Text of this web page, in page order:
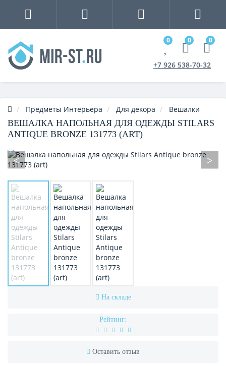
0 0 0
+7 926 538-70-32
Предметы Интерьера Для декора Вешалки
ВЕШАЛКА НАПОЛЬНАЯ ДЛЯ ОДЕЖДЫ STILARS
ANTIQUE BRONZE 131773 (ART)
На складе
Рейтинг:
Оставить отзыв